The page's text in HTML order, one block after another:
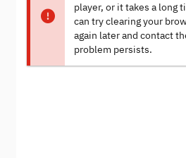
player, or it takes a long
can try clearing your
again later and contact
problem persists.